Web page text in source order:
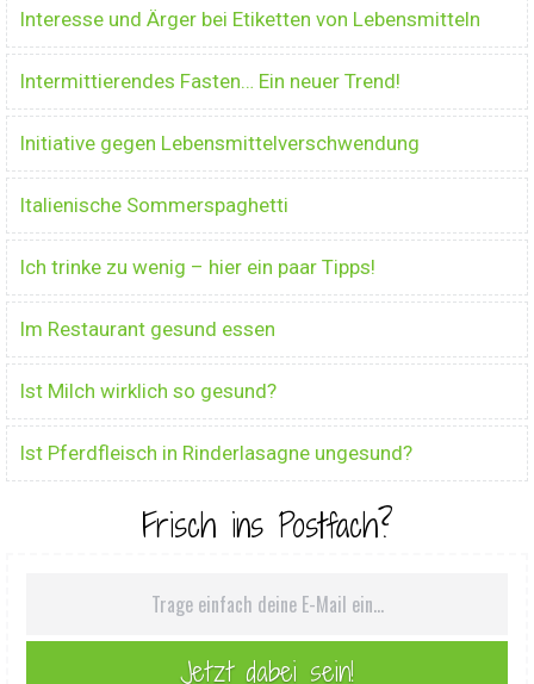
Interesse und Ärger bei Etiketten von Lebensmitteln
Intermittierendes Fasten… Ein neuer Trend!
Initiative gegen Lebensmittelverschwendung
Italienische Sommerspaghetti
Ich trinke zu wenig – hier ein paar Tipps!
Im Restaurant gesund essen
Ist Milch wirklich so gesund?
Ist Pferdfleisch in Rinderlasagne ungesund?
Frisch ins Postfach?